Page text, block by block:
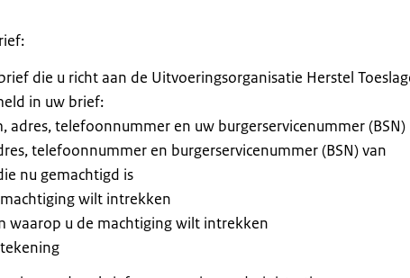
die u richt aan de Uitvoeringsorganisatie Herstel
in uw brief:
adres, telefoonnummer en uw burgerservicenummer (BSN)
telefoonnummer en burgerservicenummer (BSN) van
nu gemachtigd is
wilt intrekken
waarop u de machtiging wilt intrekken